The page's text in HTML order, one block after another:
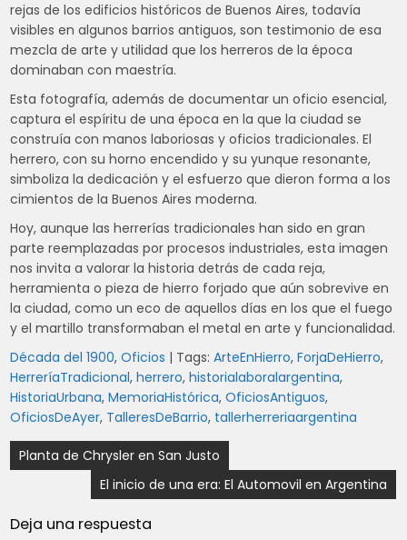
rejas de los edificios históricos de Buenos Aires, todavía
visibles en algunos barrios antiguos, son testimonio de esa
mezcla de arte y utilidad que los herreros de la época
dominaban con maestría.
Esta fotografía, además de documentar un oficio esencial,
captura el espíritu de una época en la que la ciudad se
construía con manos laboriosas y oficios tradicionales. El
herrero, con su horno encendido y su yunque resonante,
simboliza la dedicación y el esfuerzo que dieron forma a los
cimientos de la Buenos Aires moderna.
Hoy, aunque las herrerías tradicionales han sido en gran
parte reemplazadas por procesos industriales, esta imagen
nos invita a valorar la historia detrás de cada reja,
herramienta o pieza de hierro forjado que aún sobrevive en
la ciudad, como un eco de aquellos días en los que el fuego
y el martillo transformaban el metal en arte y funcionalidad.
Década del 1900,Oficios | Tags:ArteEnHierro,ForjaDeHierro,
HerreríaTradicional,herrero,historialaboralargentina,
HistoriaUrbana,MemoriaHistórica,OficiosAntiguos,
OficiosDeAyer, TalleresDeBarrio, tallerherreriaargentina
Navegación
Planta de Chrysler en San Justo
El inicio de una era: El Automovil en Argentina
Deja una respuesta